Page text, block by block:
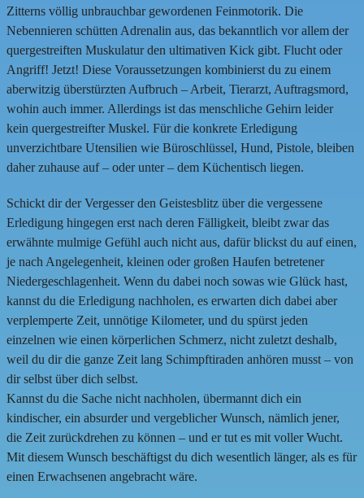
Zitterns völlig unbrauchbar gewordenen Feinmotorik. Die
Nebennieren schütten Adrenalin aus, das bekanntlich vor allem der
quergestreiften Muskulatur den ultimativen Kick gibt. Flucht oder
Angriff! Jetzt! Diese Voraussetzungen kombinierst du zu einem
aberwitzig überstürzten Aufbruch – Arbeit, Tierarzt, Auftragsmord,
wohin auch immer. Allerdings ist das menschliche Gehirn leider
kein quergestreifter Muskel. Für die konkrete Erledigung
unverzichtbare Utensilien wie Büroschlüssel, Hund, Pistole, bleiben
daher zuhause auf – oder unter – dem Küchentisch liegen.
Schickt dir der Vergesser den Geistesblitz über die vergessene
Erledigung hingegen erst nach deren Fälligkeit, bleibt zwar das
erwähnte mulmige Gefühl auch nicht aus, dafür blickst du auf einen,
je nach Angelegenheit, kleinen oder großen Haufen betretener
Niedergeschlagenheit. Wenn du dabei noch sowas wie Glück hast,
kannst du die Erledigung nachholen, es erwarten dich dabei aber
verplemperte Zeit, unnötige Kilometer, und du spürst jeden
einzelnen wie einen körperlichen Schmerz, nicht zuletzt deshalb,
weil du dir die ganze Zeit lang Schimpftiraden anhören musst – von
dir selbst über dich selbst.
Kannst du die Sache nicht nachholen, übermannt dich ein
kindischer, ein absurder und vergeblicher Wunsch, nämlich jener,
die Zeit zurückdrehen zu können – und er tut es mit voller Wucht.
Mit diesem Wunsch beschäftigst du dich wesentlich länger, als es für
einen Erwachsenen angebracht wäre.